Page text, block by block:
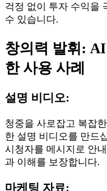
걱정 없이 투자 수익을
수 있습니다.
창의력 발휘:
한 사용 사례
설명 비디오:
청중을 사로잡고 복잡
한 설명 비디오를 만드
시청자를 메시지로 안
과 이해를 보장합니다.
마케팅 자료: